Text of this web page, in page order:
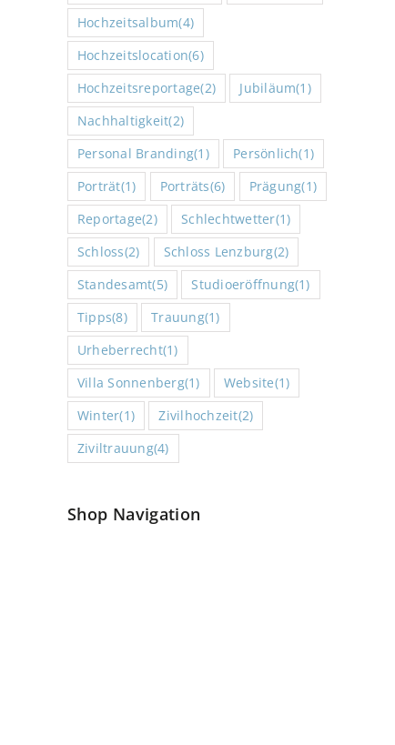
Hochzeitsalbum(4)
Hochzeitslocation(6)
Hochzeitsreportage(2) Jubiläum(1)
Nachhaltigkeit(2)
Personal Branding(1) Persönlich(1)
Porträt(1) Porträts(6) Prägung(1)
Reportage(2) Schlechtwetter(1)
Schloss(2) Schloss Lenzburg(2)
Standesamt(5) Studioeröffnung(1)
Tipps(8) Trauung(1)
Urheberrecht(1)
Villa Sonnenberg(1) Website(1)
Winter(1) Zivilhochzeit(2)
Ziviltrauung(4)
Shop Navigation